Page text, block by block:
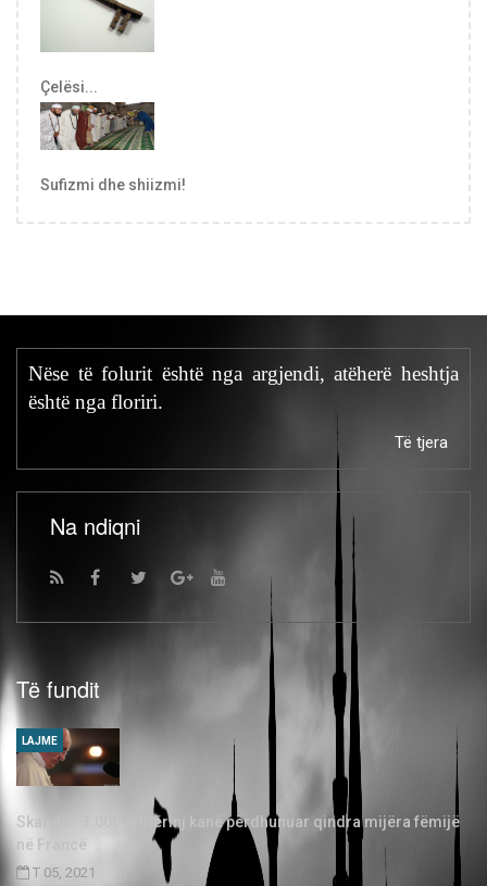
Çelësi...
Sufizmi dhe shiizmi!
Nëse të folurit është nga argjendi, atëherë heshtja
është nga floriri.
Të tjera
Na ndiqni
Të fundit
Skandal: 3.000 priftërinj kanë përdhunuar qindra mijëra fëmijë
në Francë
T 05, 2021
LAJME